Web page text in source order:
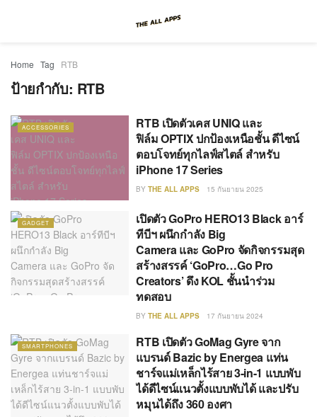
Home Tag RTB
ป้ายกำกับ: RTB
ACCESSORIES
RTB เปิดตัวเคส UNIQ และ
ฟิล์ม OPTIX ปกป้องเหนือชั้น ดีไซน์
ตอบโจทย์ทุกไลฟ์สไตล์ สำหรับ
iPhone 17 Series
BY THE ALL APPS 15 กันยายน 2025
GADGET
เปิดตัว GoPro HERO13 Black อาร์
ทีบีฯ ผนึกกำลัง Big
Camera และ GoPro จัดกิจกรรมสุด
สร้างสรรค์ ‘GoPro…Go Pro
Creators’ ดึง KOL ชั้นนำร่วม
ทดสอบ
BY THE ALL APPS 17 กันยายน 2024
SMARTPHONES
RTB เปิดตัว GoMag Gyre จาก
แบรนด์ Bazic by Energea แท่น
ชาร์จแม่เหล็กไร้สาย 3-in-1 แบบพับ
ได้ดีไซน์แนวตั้งแบบพับได้ และปรับ
หมุนได้ถึง 360 องศา